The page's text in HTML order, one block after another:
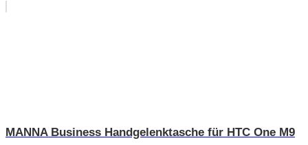
MANNA Business Handgelenktasche für HTC One M9